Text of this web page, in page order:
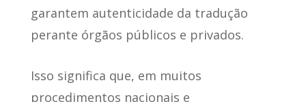
garantem autenticidade da tradução
perante órgãos públicos e privados.
Isso significa que, em muitos
procedimentos nacionais e